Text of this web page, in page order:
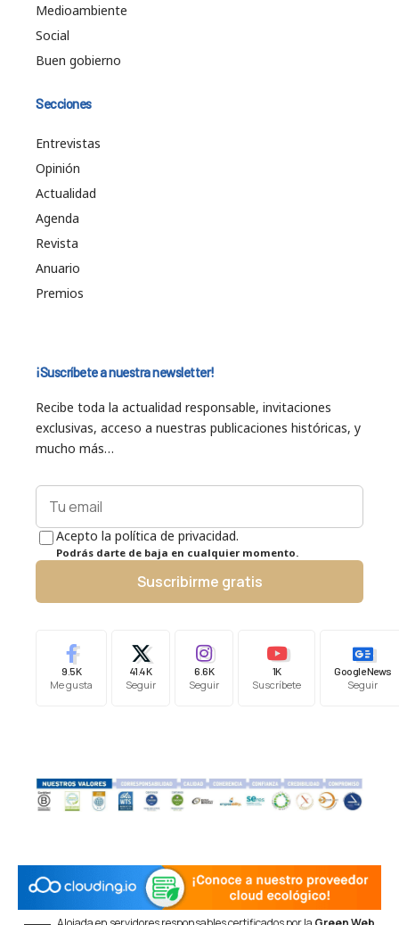
Medioambiente
Social
Buen gobierno
Secciones
Entrevistas
Opinión
Actualidad
Agenda
Revista
Anuario
Premios
¡Suscríbete a nuestra newsletter!
Recibe toda la actualidad responsable, invitaciones
exclusivas, acceso a nuestras publicaciones históricas, y
mucho más…
Acepto la política de privacidad.
Podrás darte de baja en cualquier momento.
Suscribirme gratis
9.5K
Me gusta
41.4K
Seguir
6.6K
Seguir
1K
Suscríbete
Google News
Seguir